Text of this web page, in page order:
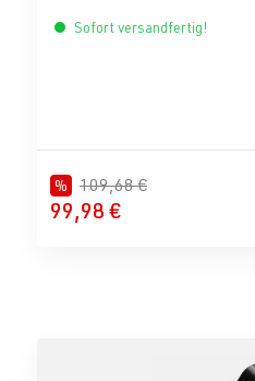
Sofort versandfertig!
% 109,68 €
99,98 €